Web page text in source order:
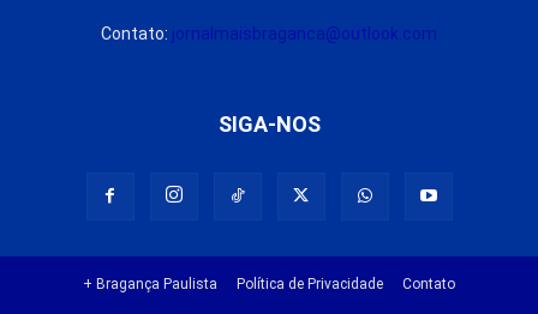
Contato: jornalmaisbraganca@outlook.com
SIGA-NOS
+ Bragança Paulista Política de Privacidade Contato